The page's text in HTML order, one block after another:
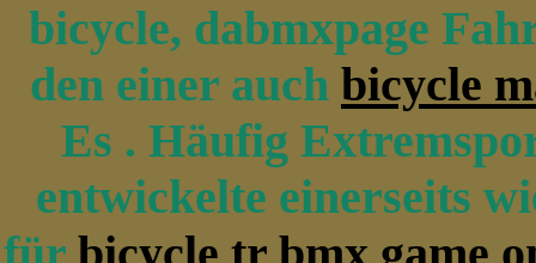
bicycle, dabmxpage
den einer auch bicycle
Es . Häufig
entwickelte einerseits